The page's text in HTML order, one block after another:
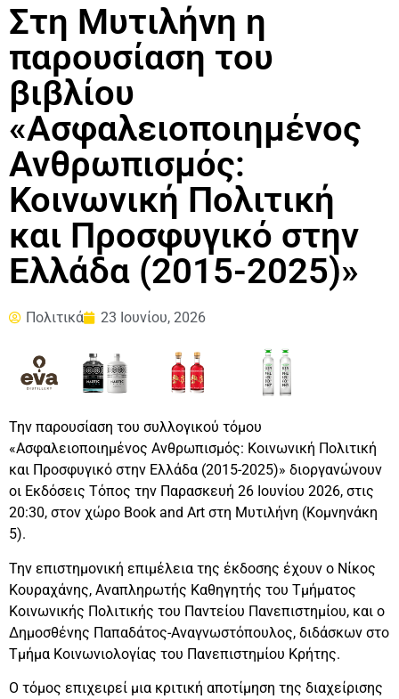
Στη Μυτιλήνη η
παρουσίαση του
βιβλίου
«Ασφαλειοποιημένος
Ανθρωπισμός:
Κοινωνική Πολιτική
και Προσφυγικό στην
Ελλάδα (2015-2025)»
Πολιτικά 23 Ιουνίου, 2026
Την παρουσίαση του συλλογικού τόμου
«Ασφαλειοποιημένος Ανθρωπισμός: Κοινωνική Πολιτική
και Προσφυγικό στην Ελλάδα (2015-2025)» διοργανώνουν
οι Εκδόσεις Τόπος την Παρασκευή 26 Ιουνίου 2026, στις
20:30, στον χώρο Book and Art στη Μυτιλήνη (Κομνηνάκη
5).
Την επιστημονική επιμέλεια της έκδοσης έχουν ο Νίκος
Κουραχάνης, Αναπληρωτής Καθηγητής του Τμήματος
Κοινωνικής Πολιτικής του Παντείου Πανεπιστημίου, και ο
Δημοσθένης Παπαδάτος-Αναγνωστόπουλος, διδάσκων στο
Τμήμα Κοινωνιολογίας του Πανεπιστημίου Κρήτης.
Ο τόμος επιχειρεί μια κριτική αποτίμηση της διαχείρισης